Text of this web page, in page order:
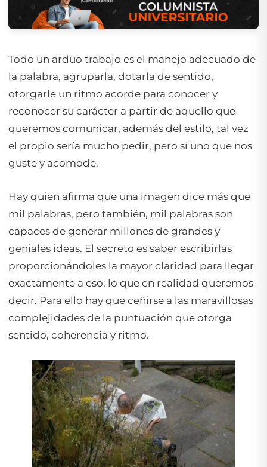
Todo un arduo trabajo es el manejo adecuado de
la palabra, agruparla, dotarla de sentido,
otorgarle un ritmo acorde para conocer y
reconocer su carácter a partir de aquello que
queremos comunicar, además del estilo, tal vez
el propio sería mucho pedir, pero sí uno que nos
guste y acomode.
Hay quien afirma que una imagen dice más que
mil palabras, pero también, mil palabras son
capaces de generar millones de grandes y
geniales ideas. El secreto es saber escribirlas
proporcionándoles la mayor claridad para llegar
exactamente a eso: lo que en realidad queremos
decir. Para ello hay que ceñirse a las maravillosas
complejidades de la puntuación que otorga
sentido, coherencia y ritmo.